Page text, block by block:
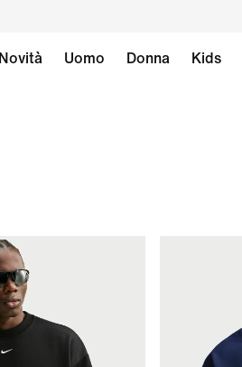
Novità Uomo Donna Kids